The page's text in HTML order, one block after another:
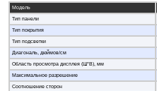
Модель
Тип панели
Тип покрытия
Тип подсветки
Диагональ, дюймов/см
Область просмотра дисплея (Ш*В), мм
Максимальное разрешение
Соотношение сторон